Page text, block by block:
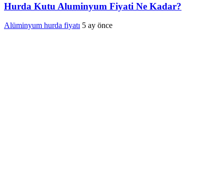
Hurda Kutu Aluminyum Fiyati Ne Kadar?
Alüminyum hurda fiyatı 5 ay önce